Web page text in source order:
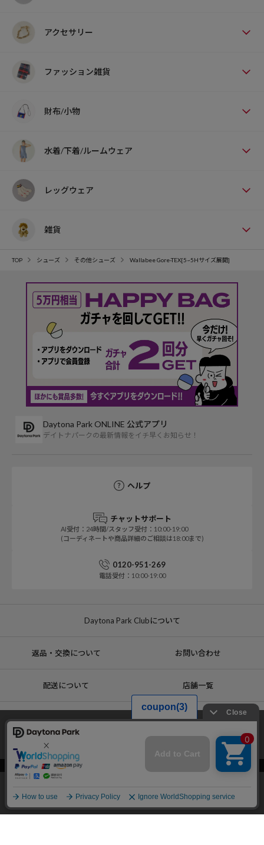
アクセサリー
ファッション雑貨
財布/小物
水着/下着/ルームウェア
レッグウェア
雑貨
TOP シューズ その他シューズ Wallabee Gore-TEX[5~5Hサイズ展開]
Daytona Park ONLINE 公式アプリ
デイトナパークの最新情報をイチ早くお知らせ！
ヘルプ
チャットサポート
AI受付：24時間/スタッフ受付：10:00-19:00
(コーディネートや商品詳細のご相談は18:00まで)
0120-951-269
電話受付：10:00-19:00
Daytona Park Clubについて
返品・交換について お問い合わせ
配送について 店舗一覧
プライバシーポリシー
特定商取引法・古物営業法に基づく表記
メニュー スタイリング 探す お気に入り カート
当サイトでは利用体験の向上およびコンテンツの最適な提供、トラフィック
の分析を目的としてCookieを使用しています。
サイトの閲覧を継続された場合、Cookieの利用に同意したことものといたし
ます。
詳細についてはプライバシーポリシー
承諾する